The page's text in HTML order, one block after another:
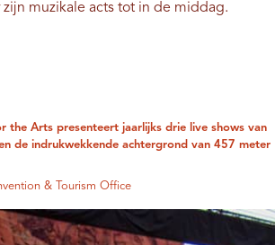
zijn muzikale acts tot in de middag.
the Arts presenteert jaarlijks drie live shows van
de indrukwekkende achtergrond van 457 meter
& Tourism Office